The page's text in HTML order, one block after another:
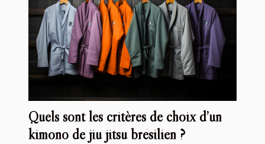
Quels sont les critères de choix d’un
kimono de jiu jitsu brésilien ?